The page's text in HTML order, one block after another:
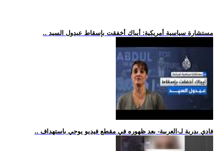
.. مستشارة سياسية أمريكية: أيباك أخفقت بإسقاط عبدول السيد
.. فادي بدرية لـ-العربية- بعد ظهوره في مقطع فيديو يوحي باستهداف